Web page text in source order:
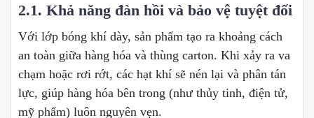
2.1. Khả năng đàn hồi và bảo vệ tuyệt đối
Với lớp bóng khí dày, sản phẩm tạo ra khoảng cách
an toàn giữa hàng hóa và thùng carton. Khi xảy ra va
chạm hoặc rơi rớt, các hạt khí sẽ nén lại và phân tán
lực, giúp hàng hóa bên trong (như thủy tinh, điện tử,
mỹ phẩm) luôn nguyên vẹn.